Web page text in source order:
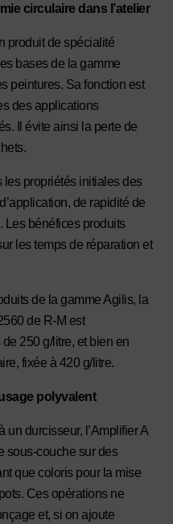
circulaire dans l’atelier
produit de spécialité
bases de la gamme
peintures. Sa fonction est
des applications
Il évite ainsi la perte de
les propriétés initiales des
de rapidité de
Les bénéfices produits
les temps de réparation et
de la gamme Agilis, la
de R-M est
250 g/litre, et bien en
fixée à 420 g/litre.
polyvalent
durcisseur, l’Amplifier A
sous-couche sur des
que coloris pour la mise
Ces opérations ne
et, si on ajoute